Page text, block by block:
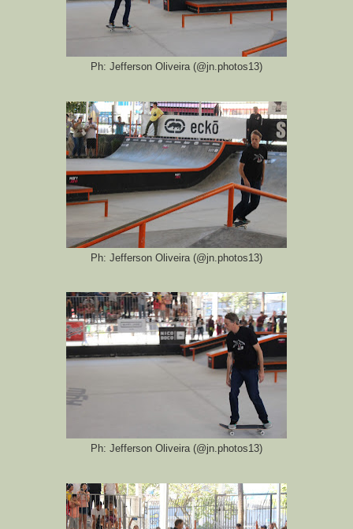
Ph: Jefferson Oliveira (@jn.photos13)
Ph: Jefferson Oliveira (@jn.photos13)
Ph: Jefferson Oliveira (@jn.photos13)